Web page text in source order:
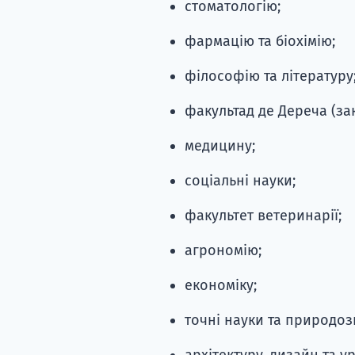
стоматологію;
фармацію та біохімію;
філософію та
факультад де Дереча
медицину;
соціальні науки;
факультет ветеринарії;
агрономію;
економіку;
точні науки та